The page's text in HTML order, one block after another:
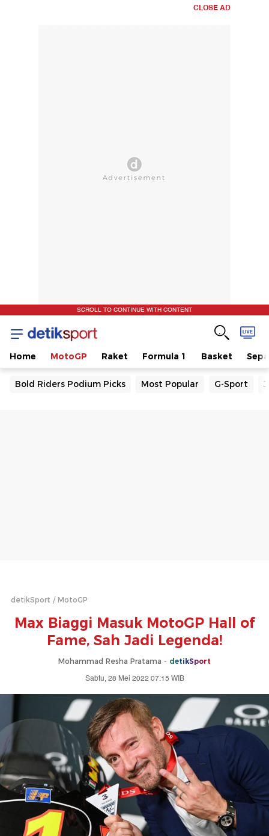
CLOSE AD
SCROLL TO CONTINUE WITH CONTENT
Home MotoGP Raket Formula 1 Basket
Bold Riders Podium Picks Most Popular G-Sport
detikSport MotoGP
Max Biaggi Masuk MotoGP Hall of
Fame, Sah Jadi Legenda!
Mohammad Resha Pratama - detikSport
Sabtu, 28 Mei 2022 07:15 WIB